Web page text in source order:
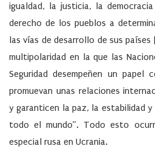
igualdad, la justicia, la
derecho de los pueblos a
las vías de desarrollo de sus
multipolaridad en la que las
Seguridad desempeñen un papel
promuevan unas relaciones
y garanticen la paz, la estabilidad
todo el mundo”. Todo esto
especial rusa en Ucrania.